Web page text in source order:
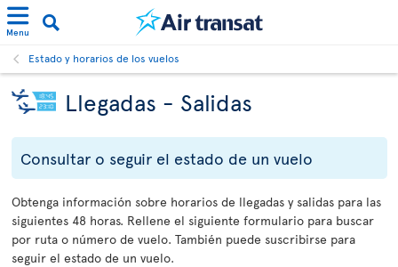
Menu
Estado y horarios de los vuelos
Llegadas - Salidas
Consultar o seguir el estado de un vuelo
Obtenga información sobre horarios de llegadas y salidas para las
siguientes 48 horas. Rellene el siguiente formulario para buscar
por ruta o número de vuelo. También puede suscribirse para
seguir el estado de un vuelo.